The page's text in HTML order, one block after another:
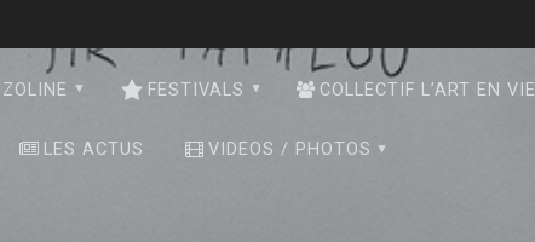
FESTIVALS COLLECTIF L’ART EN VIE
LES ACTUS VIDEOS / PHOTOS